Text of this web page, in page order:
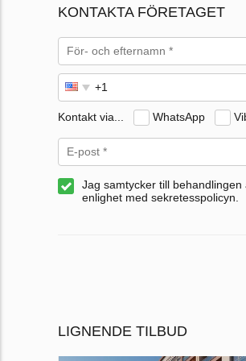
KONTAKTA FÖRETAGET
Kontakt via... WhatsApp
Jag samtycker till
enlighet med sekretesspolicyn.
LIGNENDE TILBUD